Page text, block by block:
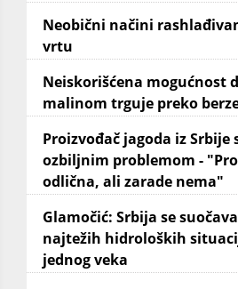
Neobični načini
vrtu
Neiskorišćena mogućnost
malinom trguje preko
Proizvođač jagoda iz Srbije
ozbiljnim problemom -
odlična, ali zarade nema"
Glamočić: Srbija se
najtežih hidroloških
jednog veka